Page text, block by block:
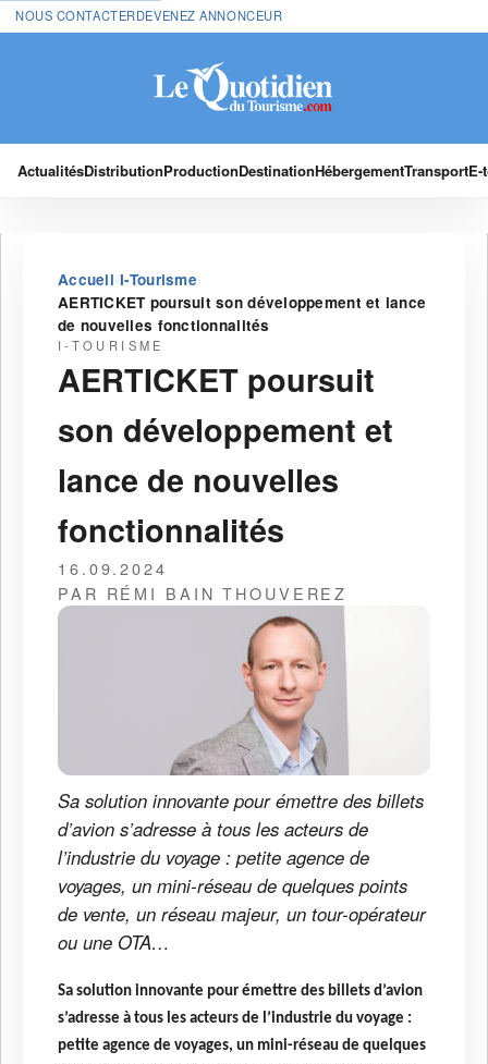
NOUS CONTACTERDEVENEZ ANNONCEUR
ActualitésDistributionProductionDestinationHébergementTransport
Accueil›I-Tourisme›
AERTICKET poursuit son développement et lance
de nouvelles fonctionnalités
I-TOURISME
AERTICKET poursuit
son développement et
lance de nouvelles
fonctionnalités
16.09.2024
PAR RÉMI BAIN THOUVEREZ
Sa solution innovante pour émettre des billets
d’avion s’adresse à tous les acteurs de
l’industrie du voyage : petite agence de
voyages, un mini-réseau de quelques points
de vente, un réseau majeur, un tour-opérateur
ou une OTA…
Sa solution innovante pour émettre des billets d’avion
s’adresse à tous les acteurs de l’industrie du voyage :
petite agence de voyages, un mini-réseau de quelques